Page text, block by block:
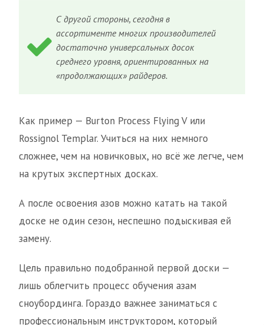
С другой стороны, сегодня в
ассортименте многих производителей
достаточно универсальных досок
среднего уровня, ориентированных на
«продолжающих» райдеров.
Как пример — Burton Process Flying V или
Rossignol Templar. Учиться на них немного
сложнее, чем на новичковых, но всё же легче, чем
на крутых экспертных досках.
А после освоения азов можно катать на такой
доске не один сезон, неспешно подыскивая ей
замену.
Цель правильно подобранной первой доски —
лишь облегчить процесс обучения азам
сноубординга. Гораздо важнее заниматься с
профессиональным инструктором, который